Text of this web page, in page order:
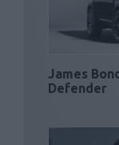
James
Defender